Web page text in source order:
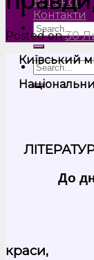
Контакти
Posted on30
Київський
До
краси,